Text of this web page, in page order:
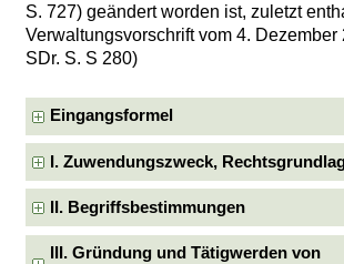
S. 727) geändert worden ist, zuletzt
Verwaltungsvorschrift vom 4. Dezember
SDr. S. S 280)
Eingangsformel
I. Zuwendungszweck,
II. Begriffsbestimmungen
III. Gründung und Tätigwerden von